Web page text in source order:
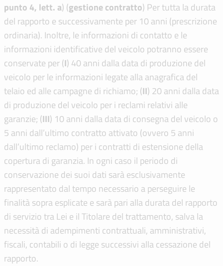
punto 4, lett. a) (gestione contratto) Per tutta la durata
del rapporto e successivamente per 10 anni (prescrizione
ordinaria). Inoltre, le informazioni di contatto e le
informazioni identificative del veicolo potranno essere
conservate per (I) 40 anni dalla data di produzione del
veicolo per le informazioni legate alla anagrafica del
telaio ed alle campagne di richiamo; (II) 20 anni dalla data
di produzione del veicolo per i reclami relativi alle
garanzie; (III) 10 anni dalla data di consegna del veicolo o
5 anni dall’ultimo contratto attivato (ovvero 5 anni
dall’ultimo reclamo) per i contratti di estensione della
copertura di garanzia. In ogni caso il periodo di
conservazione dei suoi dati sarà esclusivamente
rappresentato dal tempo necessario a perseguire le
finalità sopra esplicate e sarà pari alla durata del rapporto
di servizio tra Lei e il Titolare del trattamento, salva la
necessità di adempimenti contrattuali, amministrativi,
fiscali, contabili o di legge successivi alla cessazione del
rapporto.